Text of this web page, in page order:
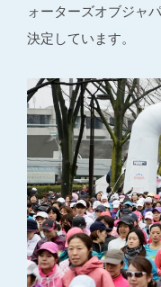
ォーターズオブジャ
決定しています。